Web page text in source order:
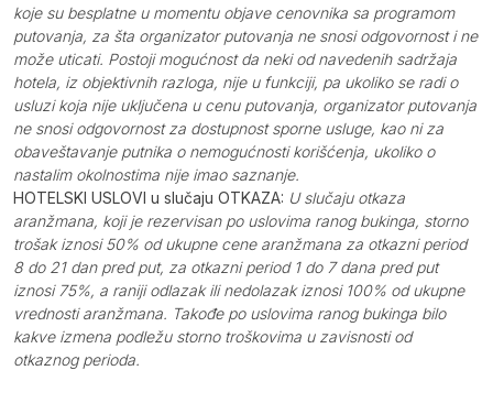
koje su besplatne u momentu objave cenovnika sa programom
putovanja, za šta organizator putovanja ne snosi odgovornost i ne
može uticati. Postoji mogućnost da neki od navedenih sadržaja
hotela, iz objektivnih razloga, nije u funkciji, pa ukoliko se radi o
usluzi koja nije uključena u cenu putovanja, organizator putovanja
ne snosi odgovornost za dostupnost sporne usluge, kao ni za
obaveštavanje putnika o nemogućnosti korišćenja, ukoliko o
nastalim okolnostima nije imao saznanje.
HOTELSKI USLOVI u slučaju OTKAZA: U slučaju otkaza
aranžmana, koji je rezervisan po uslovima ranog bukinga, storno
trošak iznosi 50% od ukupne cene aranžmana za otkazni period
8 do 21 dan pred put, za otkazni period 1 do 7 dana pred put
iznosi 75%, a raniji odlazak ili nedolazak iznosi 100% od ukupne
vrednosti aranžmana. Takođe po uslovima ranog bukinga bilo
kakve izmena podležu storno troškovima u zavisnosti od
otkaznog perioda.